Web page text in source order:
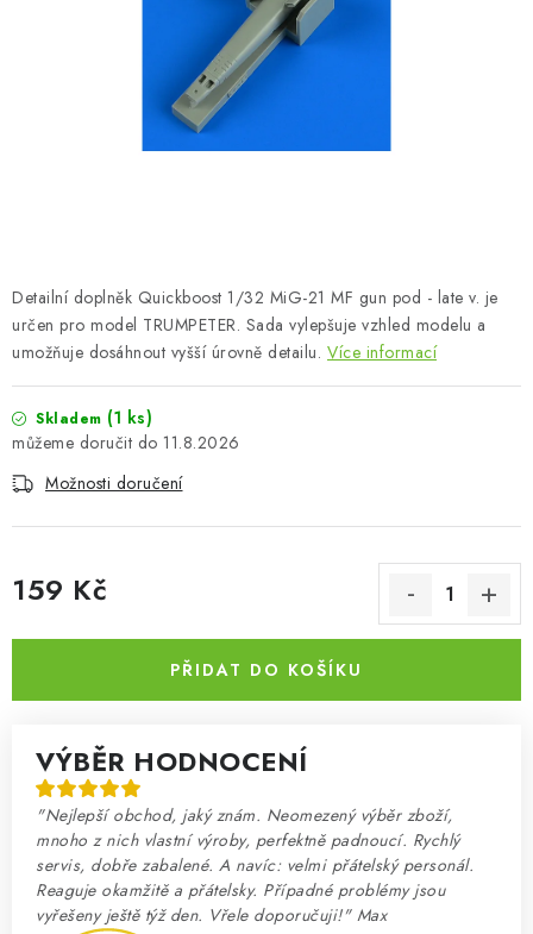
SKY RIDERS COFFEE
O nás Moje objednávka Kontakty
Doprava a platba
Obchodní podmínky
Podmínky ochrany osobních údajů
Reklamační řád
Velkoobchod (B2B)
Převodník modelářských barev
Detailní doplněk Quickboost 1/32 MiG-21 MF gun pod - late v. je
určen pro model TRUMPETER. Sada vylepšuje vzhled modelu a
umožňuje dosáhnout vyšší úrovně detailu. Více informací
Skladem (1 ks)
11.8.2026
Možnosti doručení
159 Kč
PŘIDAT DO KOŠÍKU
VÝBĚR HODNOCENÍ
"Nejlepší obchod, jaký znám. Neomezený výběr zboží,
mnoho z nich vlastní výroby, perfektně padnoucí. Rychlý
servis, dobře zabalené. A navíc: velmi přátelský personál.
Reaguje okamžitě a přátelsky. Případné problémy jsou
vyřešeny ještě týž den. Vřele doporučuji!" Max